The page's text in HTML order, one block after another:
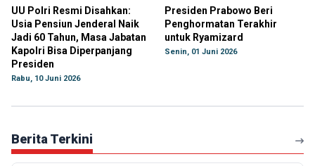
UU Polri Resmi Disahkan:
Usia Pensiun Jenderal Naik
Jadi 60 Tahun, Masa Jabatan
Kapolri Bisa Diperpanjang
Presiden
Rabu, 10 Juni 2026
Presiden Prabowo Beri
Penghormatan Terakhir
untuk Ryamizard
Senin, 01 Juni 2026
Berita Terkini